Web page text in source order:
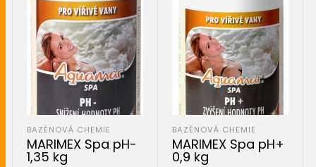
BAZÉNOVÁ CHEMIE
MARIMEX Spa pH-
1,35 kg
BAZÉNOVÁ CHEMIE
MARIMEX Spa pH+
0,9 kg